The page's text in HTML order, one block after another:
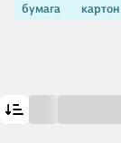
бумага
картон